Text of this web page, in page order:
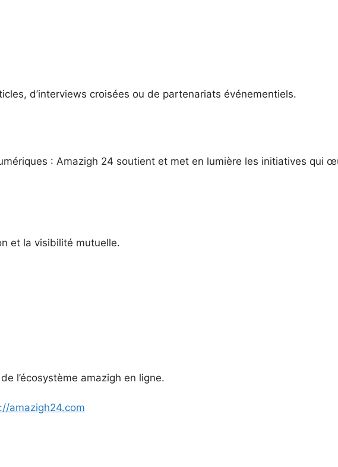
d’interviews croisées ou de partenariats événementiels.
: Amazigh 24 soutient et met en lumière les initiatives qui
et la visibilité mutuelle.
l’écosystème amazigh en ligne.
amazigh24.com